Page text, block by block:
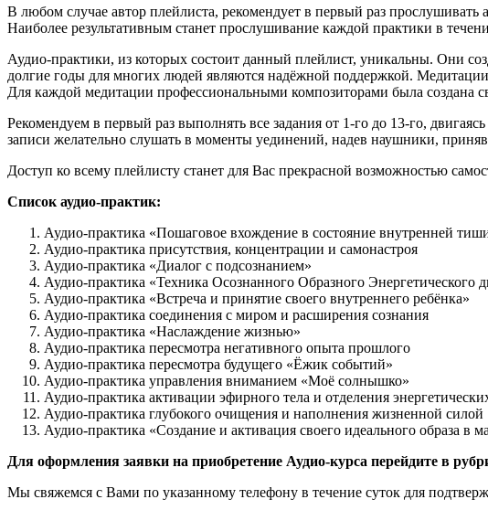
В любом случае автор плейлиста, рекомендует в первый раз
Наиболее результативным станет прослушивание каждой практики в
Аудио-практики, из которых состоит данный плейлист, уникальны. Они
долгие годы для многих людей являются надёжной поддержкой.
Для каждой медитации профессиональными композиторами была создана
Рекомендуем в первый раз выполнять все задания от 1-го до 13-го,
записи желательно слушать в моменты уединений, надев наушники,
Доступ ко всему плейлисту станет для Вас прекрасной возможностью
Список аудио-практик:
Аудио-практика «Пошаговое вхождение в состояние внутренней
Аудио-практика присутствия, концентрации и самонастроя
Аудио-практика «Диалог с подсознанием»
Аудио-практика «Техника Осознанного Образного Энергетического
Аудио-практика «Встреча и принятие своего внутреннего ребёнка»
Аудио-практика соединения с миром и расширения сознания
Аудио-практика «Наслаждение жизнью»
Аудио-практика пересмотра негативного опыта прошлого
Аудио-практика пересмотра будущего «Ёжик событий»
Аудио-практика управления вниманием «Моё солнышко»
Аудио-практика активации эфирного тела и отделения
Аудио-практика глубокого очищения и наполнения жизненной силой
Аудио-практика «Создание и активация своего идеального образа в
Для оформления заявки на приобретение Аудио-курса перейдите в
Мы свяжемся с Вами по указанному телефону в течение суток для